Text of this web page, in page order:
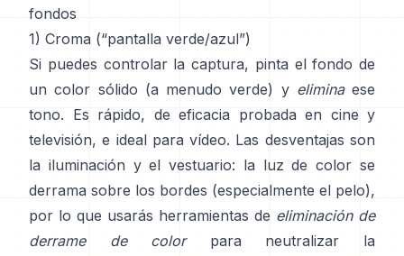
fondos
1) Croma (“pantalla verde/azul”)
Si puedes controlar la captura, pinta el fondo de
un color sólido (a menudo verde) y eliminaese
tono. Es rápido, de eficacia probada en cine y
televisión, e ideal para vídeo. Las desventajas son
la iluminación y el vestuario: la luz de color se
derrama sobre los bordes (especialmente el pelo),
por lo que usarás herramientas de eliminación de
derrame de colorpara neutralizar la